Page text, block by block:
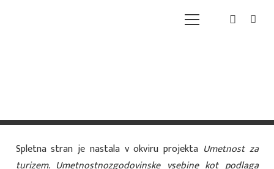
Spletna stran je nastala v okviru projekta Umetnost za
turizem. Umetnostnozgodovinske vsebine kot podlaga